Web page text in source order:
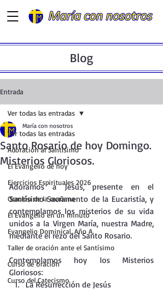
Blog
Entrada
Ver todas las entradas
Adoración al Santísimo
El Evangelio de hoy
Ejercicios Espirituales 2026
Oración de la mañana
El Evangelio en un minuto
Evangelio Dominical. Año A.
Taller de oración ante el Santísimo
Curso de oración
Curso del Catecismo
Ver todas las entradas
Santo Rosario de hoy Domingo.
Misterios Gloriosos.
María con nosotros
Adoramos a Jesús, presente en el
Santísimo Sacramento de la Eucaristía, y
contemplamos los misterios de su vida
unidos a la Virgen María, nuestra Madre,
mediante el rezo del Santo Rosario.
Contemplamos hoy los Misterios
Gloriosos:
La Resurrección de Jesús